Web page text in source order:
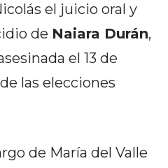
el juicio oral y
de Naiara Durán,
el 13 de
las elecciones
de María del Valle